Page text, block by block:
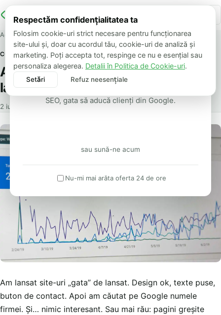
Acasă Blog Audit SEO: primul pas înainte de a lansa un site nou
COMUNICATE
Audit SEO: primul pas înainte de a
lansa un site nou
2 iunie 2026 4 min citire
Am lansat site-uri „gata” de lansat. Design ok, texte puse,
buton de contact. Apoi am căutat pe Google numele
firmei. Și… nimic interesant. Sau mai rău: pagini greșite
OFERTĂ LIMITATĂ
Site de prezentare
de la 500 lei
Livrare în aceeași zi. Design modern, optimizat
SEO, gata să aducă clienți din Google.
sau sună-ne acum
Nu-mi mai arăta oferta 24 de ore
Respectăm confidențialitatea ta
Folosim cookie-uri strict necesare pentru funcționarea
site-ului și, doar cu acordul tău, cookie-uri de analiză și
marketing. Poți accepta tot, respinge ce nu e esențial sau
personaliza alegerea. Detalii în Politica de Cookie-uri.
Setări Refuz neesențiale